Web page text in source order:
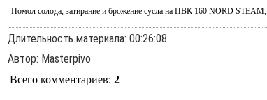
Помол солода, затирание и брожение сусла на ПВК 160 NORD
Длительность материала: 00:26:08
Автор: Masterpivo
Всего комментариев: 2